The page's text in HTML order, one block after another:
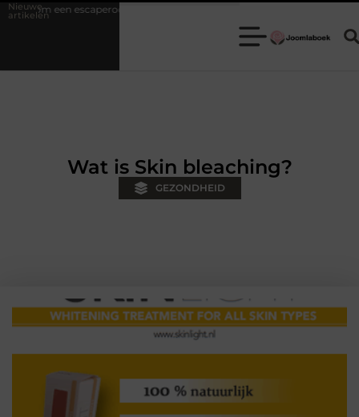
Nieuwe
artikelen
escaperoom de ideale keuze is voor een teamuitje
Wat is Skin bleaching?
GEZONDHEID